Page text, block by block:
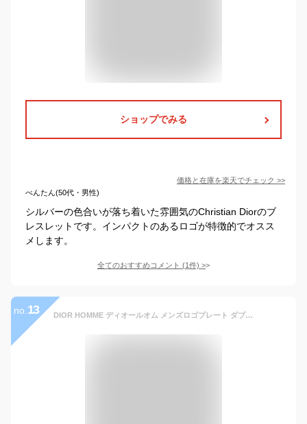
ショップでみる
価格と在庫を楽天でチェック >>
べんたん(50代・男性)
シルバーの色合いが落ち着いた雰囲気のChristian Diorのブ
レスレットです。インパクトのあるロゴが特徴的でオスス
メします。
全てのおすすめコメント (1件) >
no. 13 DIOR HOMME ディオールオム メンズロゴプレート ダブルレザーブレスレット2連ブラックカーフスキンレザーシルバークチュールロゴ CD刻印WピンホックChristian Dior クリスチャンディオールD004BKSL COUTURE LEATHER BRACELET